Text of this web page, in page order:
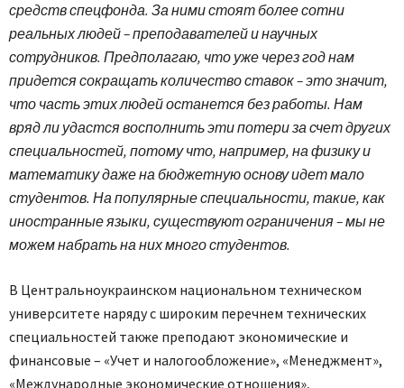
средств спецфонда. За ними стоят более сотни
реальных людей – преподавателей и научных
сотрудников. Предполагаю, что уже через год нам
придется сокращать количество ставок – это значит,
что часть этих людей останется без работы. Нам
вряд ли удастся восполнить эти потери за счет других
специальностей, потому что, например, на физику и
математику даже на бюджетную основу идет мало
студентов. На популярные специальности, такие, как
иностранные языки, существуют ограничения – мы не
можем набрать на них много студентов.
В Центральноукраинском национальном техническом
университете наряду с широким перечнем технических
специальностей также преподают экономические и
финансовые – «Учет и налогообложение», «Менеджмент»,
«Международные экономические отношения»,